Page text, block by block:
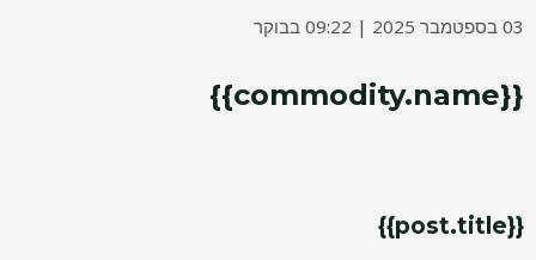
03 בספטמבר 2025 | 09:22 בבוקר
{{commodity.name}}
{{post.title}}